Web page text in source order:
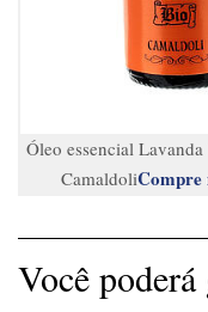
Óleo essencial
Camaldoli
Você